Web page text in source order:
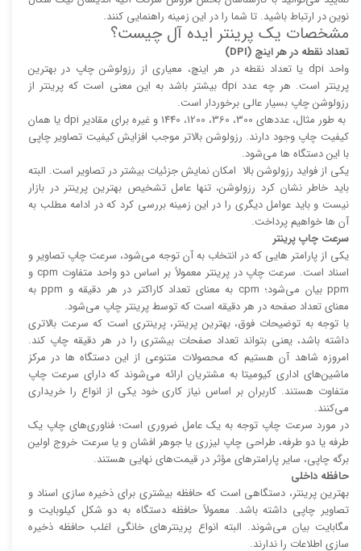
نوین در ارتباط باشید. تا شما را در این زمینه راهنمایی کنند.
مشخصات یک پرینتر ایده آل چیست؟
تعداد نقطه در هر اینچ (DPI)
واحد dpi یا تعداد نقطه در هر اینچ، معیاری از رزولوشن چاپ در بهترین
پرینتر است. هر چه عدد dpi بیشتر باشد به این معنی است که پرینتر از
رزولوشن چاپ بسیار عالی برخوردار است.
به طور مثال، عدد‌های 300، 360، 1200، 1440 و غیره برای مقادیر dpi یا همان
کیفیت چاپ وجود دارند. رزولوشن بالا‌‌تر موجب افزایش کیفیت تصاویر چاپی
با این دستگاه ها می‌شود.
یکی از فواید رزولوشن بالا امکان نمایش جزئیات بیشتر در تصاویر است. البته
باید خاطر نشان کرد رزولوشن، تنها عامل تشخیص بهترین پرینتر در بازار
نیست و باید عوامل دیگری را در این زمینه بررسی کرد که در ادامه مطلب به
آن ها خواهیم پرداخت.
سرعت چاپ پرینتر
یکی از پارامتر هایی که در انتخاب به آن توجه می‌شود، سرعت چاپ تصاویر و
اسناد است. سرعت چاپ در پرینتر معمولاً بر اساس دو واحد متفاوت cpm و
ppm بیان می‌شود؛ cpm به معنای تعداد کاراکتر در هر دقیقه و ppm به
معنای تعداد صفحه در هر دقیقه است که توسط پرینتر چاپ می‌شود.
با توجه به توضیحات فوق، بهترین پرینتر، پرینتری است که سرعت بالا‌‌تری
داشته باشد، یعنی بتواند تعداد صفحات بیشتری را در هر دقیقه چاپ کند.
امروزه شاهد آن هستیم که محصولات متنوعی از این دستگاه ها در مرکز
ماشین‌های اداری کیومیتا به مشتریان ارائه می‌شوند که دارای سرعت چاپ
متفاوت هستند. کاربران بر اساس نیاز کاری خود یکی از انواع را خریداری
می‌کنند.
در مورد سرعت چاپ توجه به یک عامل ضروری است؛ فناوری‌های چاپ یک
طرفه یا دو طرفه، طراحی چاپ لیزری یا جوهر افشان و یا سرعت خروج اولین
برگه چاپی، سایر پارامتر‌های مؤثر در قیمت‌های نهایی هستند.
حافظه داخلی
بهترین پرینتر، دستگاهی است که حافظه بیشتری برای ذخیره سازی اسناد و
تصاویر چاپی داشته باشد. معمولاً حافظه دستگاه به دو شکل کیلوبایت و
مگابایت بیان می‌شوند. البته انواع پرینتر‌های خانگی اغلب حافظه ذخیره
سازی اطلاعات را ندارند.